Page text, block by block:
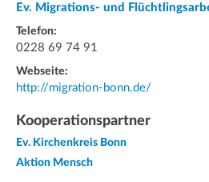
Ev. Migrations- und
Telefon:
0228 69 74 91
Webseite:
http://migration-bonn.de/
Kooperationspartner
Ev. Kirchenkreis Bonn
Aktion Mensch